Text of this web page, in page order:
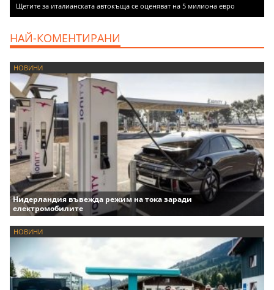
Щетите за италианската автокъща се оценяват на 5 милиона евро
НАЙ-КОМЕНТИРАНИ
НОВИНИ
Нидерландия въвежда режим на тока заради
електромобилите
НОВИНИ